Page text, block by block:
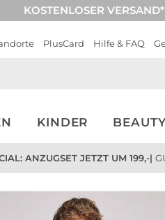
KOSTENLOSER
PlusCard Hilfe & FAQ
KINDER BEAUTY
ANZUGSET JETZT UM 199,-|